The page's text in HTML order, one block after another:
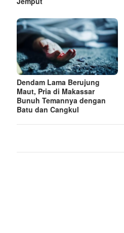
Dendam Lama Berujung
Maut, Pria di Makassar
Bunuh Temannya dengan
Batu dan Cangkul